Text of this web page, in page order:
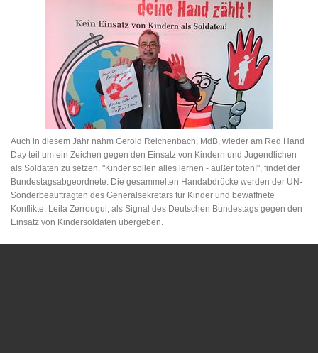
Auch in diesem Jahr nahm Gerold Reichenbach, MdB, wieder am Red Hand
Day teil um ein Zeichen gegen den Einsatz von Kindern und Jugendlichen
als Soldaten zu setzen. "Kinder sollen alles lernen - außer töten!", findet der
Bundestagsabgeordnete. Die gesammelten Handabdrücke werden der UN-
Sonderbeauftragten des Generalsekretärs für Kinder und bewaffnete
Konflikte, Leila Zerrougui, als Signal des Deutschen Bundestags gegen den
Einsatz von Kindersoldaten übergeben.